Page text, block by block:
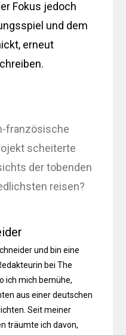
Fokus jedoch
und dem
erneut
französische
scheiterte
der tobenden
reisen?
und bin eine
bei The
ich mich bemühe,
aus einer deutschen
Seit meiner
träumte ich davon,